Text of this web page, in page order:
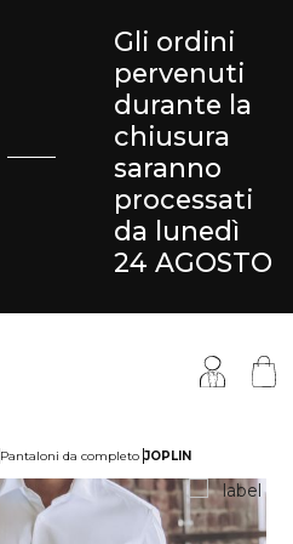
Gli ordini
pervenuti
durante la
chiusura
saranno
processati
da lunedì
24 AGOSTO
Pantaloni da completo JOPLIN